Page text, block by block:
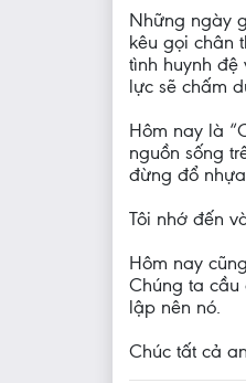
Những ngày
kêu gọi chân
tình huynh
lực sẽ chấm
Hôm nay là
nguồn sống
đừng đổ
Tôi nhớ đến
Hôm nay
Chúng ta cầu
lập nên nó.
Chúc tất cả